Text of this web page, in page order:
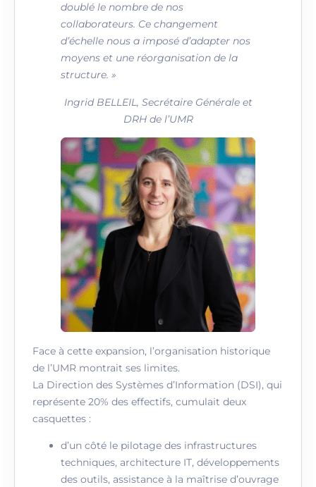
doublé le nombre de nos
collaborateurs. Ce changement
d’échelle nous a imposé d’adapter nos
moyens et une réorganisation de la
structure. »
Ingrid BELLEIL, Secrétaire Générale et
DRH de l’UMR
Face à cette expansion, l’organisation historique
de l’UMR montrait ses limites.
La Direction des Systèmes d’Information (DSI), qui
représente 20% des effectifs, cumulait deux
casquettes :
d’un côté le pilotage des infrastructures
techniques, architecture IT, développements
des outils, assistance à la maîtrise d’ouvrage